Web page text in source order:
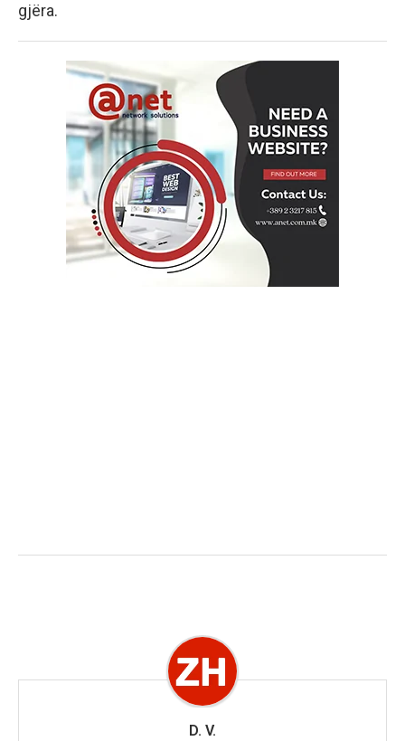
gjëra.
D. V.